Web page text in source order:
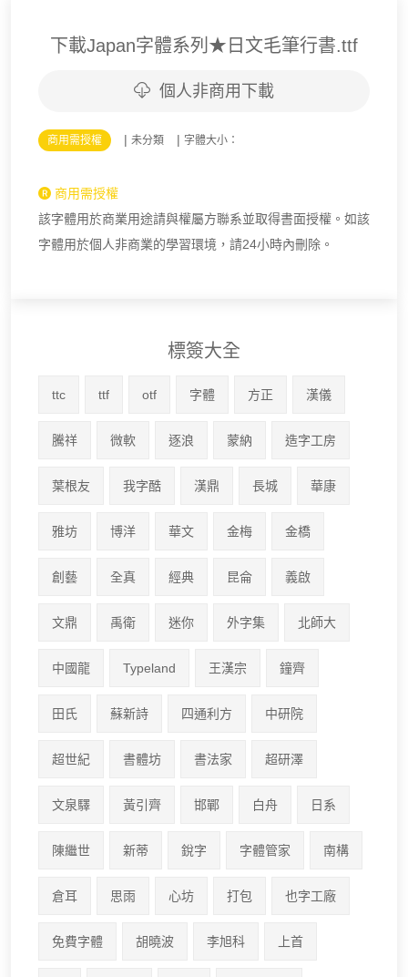
下載Japan字體系列★日文毛筆行書.ttf
個人非商用下載
商用需授權 | 未分類 | 字體大小：
商用需授權
該字體用於商業用途請與權屬方聯系並取得書面授權。如該
字體用於個人非商業的學習環境，請24小時內刪除。
標簽大全
ttc ttf otf 字體 方正 漢儀
騰祥 微軟 逐浪 蒙納 造字工房
葉根友 我字酷 漢鼎 長城 華康
雅坊 博洋 華文 金梅 金橋
創藝 全真 經典 昆侖 義啟
文鼎 禹衛 迷你 外字集 北師大
中國龍 Typeland 王漢宗 鐘齊
田氏 蘇新詩 四通利方 中研院
超世紀 書體坊 書法家 超研澤
文泉驛 黃引齊 邯鄲 白舟 日系
陳繼世 新蒂 銳字 字體管家 南構
倉耳 思雨 心坊 打包 也字工廠
免費字體 胡曉波 李旭科 上首